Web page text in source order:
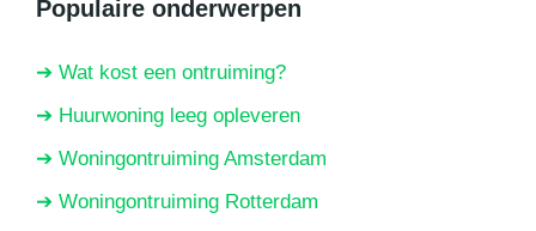
Populaire onderwerpen
➔ Wat kost een ontruiming?
➔ Huurwoning leeg opleveren
➔ Woningontruiming Amsterdam
➔ Woningontruiming Rotterdam